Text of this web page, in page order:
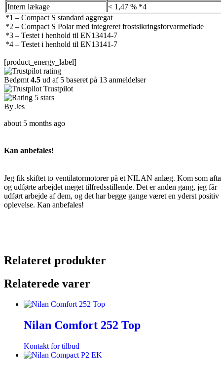
Intern lækage
< 1,47 % *4
*1 – Compact S standard aggregat
*2 – Compact S Polar med integreret frostsikringsforvarmeflade
*3 – Testet i henhold til EN13414-7
*4 – Testet i henhold til EN13141-7
[product_energy_label]
Bedømt 4.5 ud af 5 baseret på 13 anmeldelser
Trustpilot
By Jes
about 5 months ago
Kan anbefales!
Jeg fik skiftet to ventilatormotorer på et NILAN anlæg. Kom som
og udførte arbejdet meget tilfredsstillende. Det er anden gang, jeg får
udført arbejde af dem, og det har begge gange været en yderst positiv
oplevelse. Kan anbefales!
Relateret produkter
Relaterede varer
Nilan Comfort 252 Top
Kontakt for tilbud